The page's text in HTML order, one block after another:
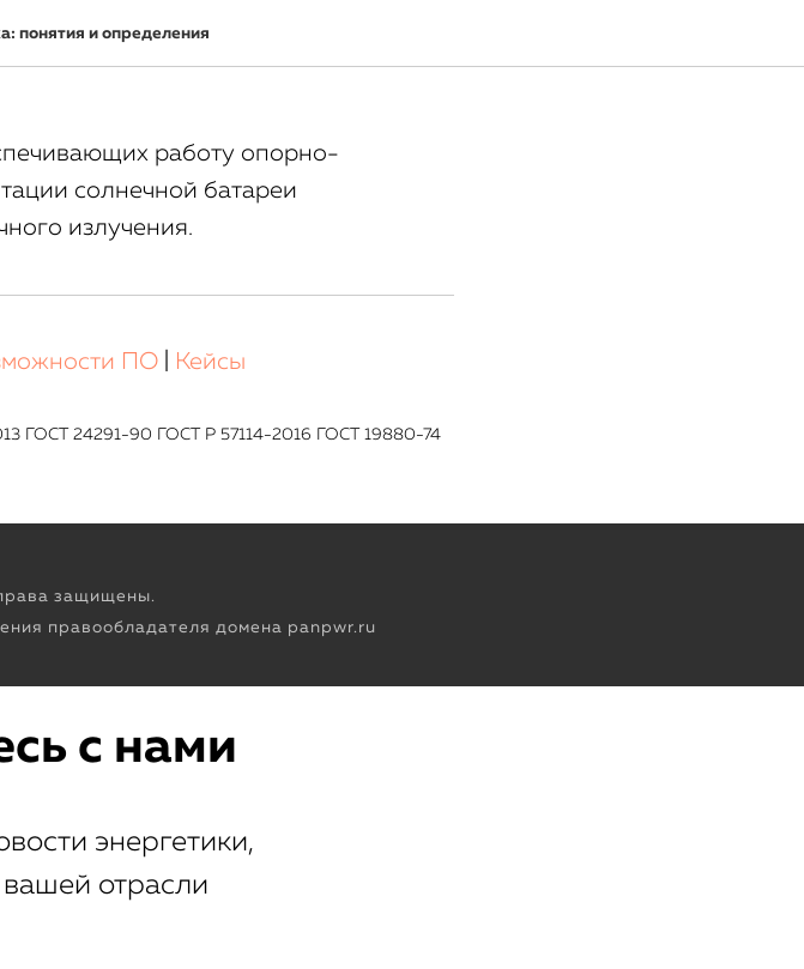
понятия и определения
работу опорно-
солнечной батареи
излучения.
ПО Кейсы
ГОСТ 24291-90 ГОСТ Р 57114-2016 ГОСТ 19880-74
защищены.
правообладателя домена panpwr.ru
с нами
энергетики,
отрасли